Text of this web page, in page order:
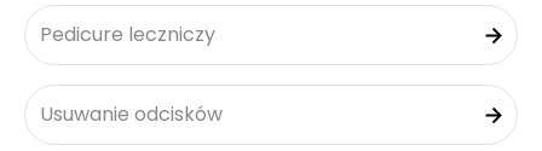
Pedicure leczniczy
Usuwanie odcisków